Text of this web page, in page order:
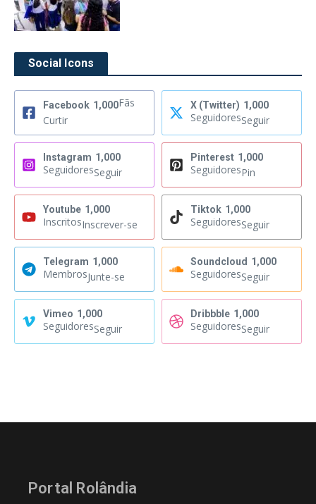
Social Icons
Facebook 1,000Fãs
Curtir
X (Twitter) 1,000
SeguidoresSeguir
Instagram 1,000
SeguidoresSeguir
Pinterest 1,000
SeguidoresPin
Youtube 1,000
InscritosInscrever-se
Tiktok 1,000
SeguidoresSeguir
Telegram 1,000
MembrosJunte-se
Soundcloud 1,000
SeguidoresSeguir
Vimeo 1,000
SeguidoresSeguir
Dribbble 1,000
SeguidoresSeguir
Portal Rolândia